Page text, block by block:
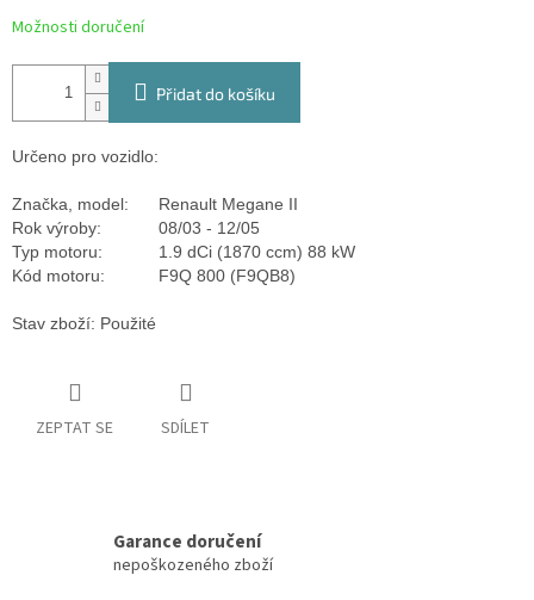
Možnosti doručení
Přidat do košíku
Určeno pro vozidlo:
Značka, model:
Renault Megane II
Rok výroby:
08/03 - 12/05
Typ motoru:
1.9 dCi (1870 ccm) 88 kW
Kód motoru:
F9Q 800 (F9QB8)
Stav zboží: Použité
ZEPTAT SE SDÍLET
Garance doručení
nepoškozeného zboží